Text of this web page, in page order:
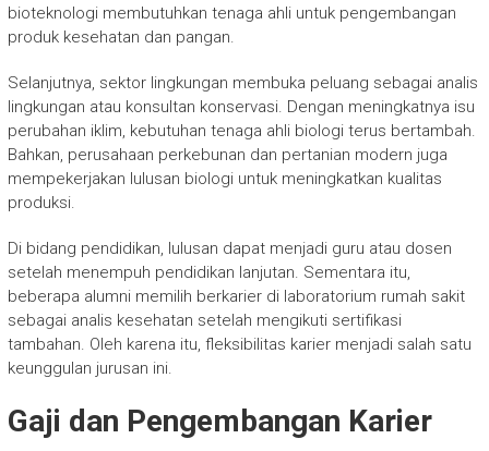
bioteknologi membutuhkan tenaga ahli untuk pengembangan
produk kesehatan dan pangan.
Selanjutnya, sektor lingkungan membuka peluang sebagai analis
lingkungan atau konsultan konservasi. Dengan meningkatnya isu
perubahan iklim, kebutuhan tenaga ahli biologi terus bertambah.
Bahkan, perusahaan perkebunan dan pertanian modern juga
mempekerjakan lulusan biologi untuk meningkatkan kualitas
produksi.
Di bidang pendidikan, lulusan dapat menjadi guru atau dosen
setelah menempuh pendidikan lanjutan. Sementara itu,
beberapa alumni memilih berkarier di laboratorium rumah sakit
sebagai analis kesehatan setelah mengikuti sertifikasi
tambahan. Oleh karena itu, fleksibilitas karier menjadi salah satu
keunggulan jurusan ini.
Gaji dan Pengembangan Karier